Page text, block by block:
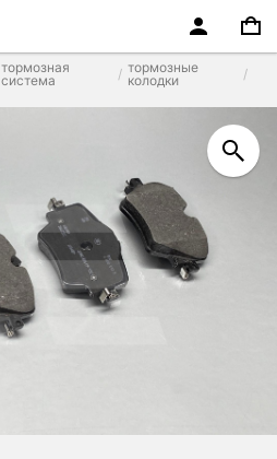
тормозная
система
тормозные
колодки